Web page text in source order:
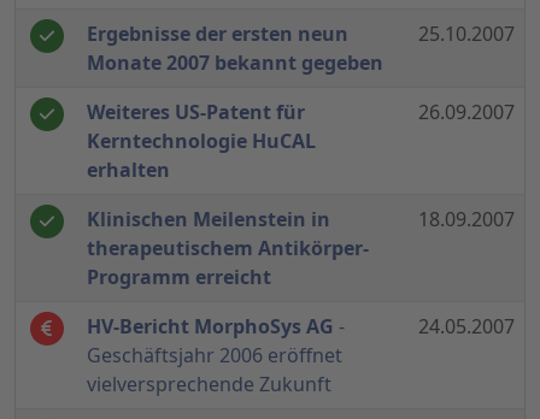
Ergebnisse der ersten neun
Monate 2007 bekannt gegeben
25.10.2007
Weiteres US-Patent für
Kerntechnologie HuCAL
erhalten
26.09.2007
Klinischen Meilenstein in
therapeutischem Antikörper-
Programm erreicht
18.09.2007
HV-Bericht MorphoSys AG -
Geschäftsjahr 2006 eröffnet
vielversprechende Zukunft
24.05.2007